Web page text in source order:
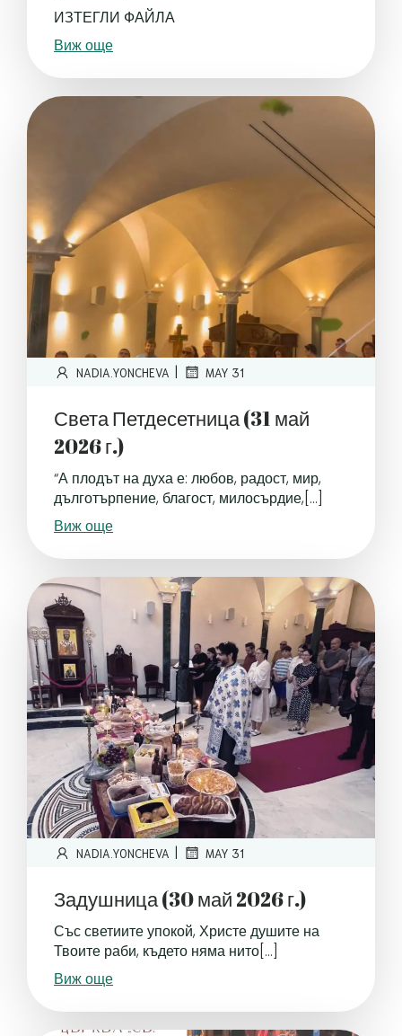
ИЗТЕГЛИ ФАЙЛА
Виж още
NADIA.YONCHEVA | MAY 31
Света Петдесетница (31 май
2026 г.)
“А плодът на духа е: любов, радост, мир,
дълготърпение, благост, милосърдие,[…]
Виж още
NADIA.YONCHEVA | MAY 31
Задушница (30 май 2026 г.)
Със светиите упокой, Христе душите на
Твоите раби, където няма нито[…]
Виж още